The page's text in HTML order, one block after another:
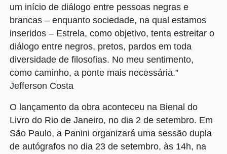
um início de diálogo entre pessoas negras e
brancas – enquanto sociedade, na qual estamos
inseridos – Estrela, como objetivo, tenta estreitar o
diálogo entre negros, pretos, pardos em toda
diversidade de filosofias. No meu sentimento,
como caminho, a ponte mais necessária.”
Jefferson Costa
O lançamento da obra aconteceu na Bienal do
Livro do Rio de Janeiro, no dia 2 de setembro. Em
São Paulo, a Panini organizará uma sessão dupla
de autógrafos no dia 23 de setembro, às 14h, na